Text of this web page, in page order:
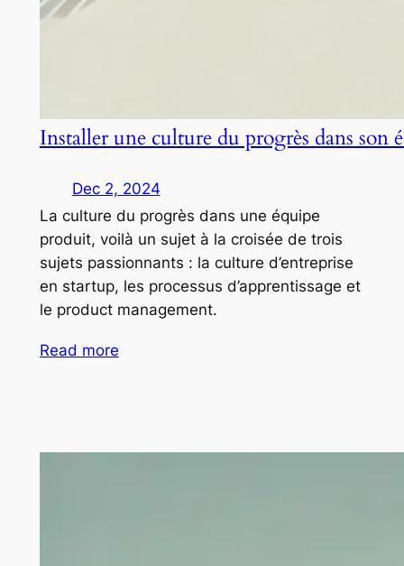
Installer une culture du progrès dans son
Dec 2, 2024
La culture du progrès dans une équipe
produit, voilà un sujet à la croisée de trois
sujets passionnants : la culture d’entreprise
en startup, les processus d’apprentissage et
le product management.
Read more